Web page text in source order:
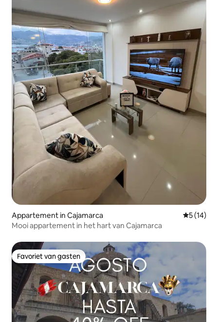
Appartement in Cajamarca
5 (14)
Mooi appartement in het hart van Cajamarca
Favoriet van gasten
Favoriet van gasten